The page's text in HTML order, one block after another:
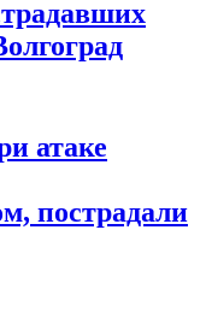
атаке
пострадали